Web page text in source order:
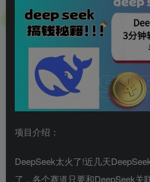
项目介绍：
DeepSeek太火了!近几天
了，各个赛道只要和DeepSeek关